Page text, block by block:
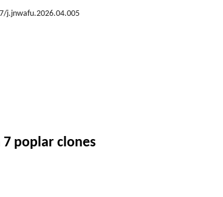
j.jnwafu.2026.04.005
poplar clones